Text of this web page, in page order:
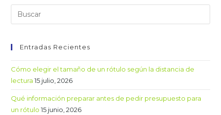
Entradas Recientes
Cómo elegir el tamaño de un rótulo según la distancia de
lectura 15 julio, 2026
Qué información preparar antes de pedir presupuesto para
un rótulo 15 junio, 2026